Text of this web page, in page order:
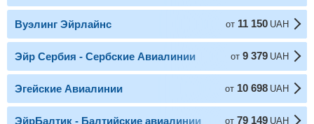
Вуэлинг Эйрлайнс от 11 150 UAH
Эйр Сербия - Сербские Авиалинии от 9 379 UAH
Эгейские Авиалинии от 10 698 UAH
ЭйрБалтик - Балтийские авиалинии от 79 149 UAH